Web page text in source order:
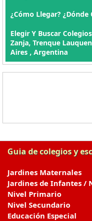
¿Cómo Llegar? ¿Dónde
Elegir Y Buscar
Zanja, Trenque
Aires , Argentina
Guia de colegios y
Jardines Maternales
Jardines de Infantes /
Nivel Primario
Nivel Secundario
Educación Especial